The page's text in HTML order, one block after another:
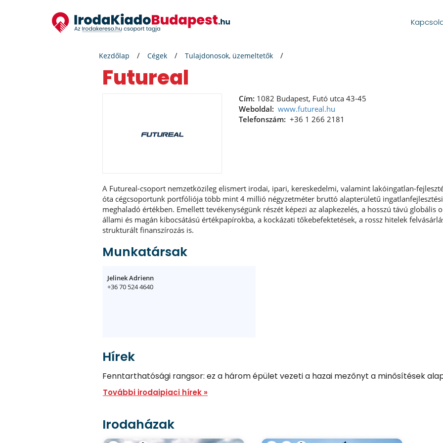
Kezdőlap Cégek Tulajdonosok, üzemeltetők
Futureal
Cím: 1082 Budapest, Futó utca 43-45
Weboldal: www.futureal.hu
Telefonszám: +36 1 266 2181
A Futureal-csoport nemzetközileg elismert irodai, ipari, kereskedelmi, valamint lakóingatlan-
óta cégcsoportunk portfóliója több mint 4 millió négyzetméter bruttó alapterületű
meghaladó értékben. Emellett tevékenységünk részét képezi az alapkezelés, a hosszú távú globális
állami és magán kibocsátású értékpapírokba, a kockázati tőkebefektetések, a rossz hitelek
strukturált finanszírozás is.
Munkatársak
Jelinek Adrienn
+36 70 524 4640
Hírek
Fenntarthatósági rangsor: ez a három épület vezeti a hazai mezőnyt a minősítések
További irodaipiaci hírek »
Irodaházak